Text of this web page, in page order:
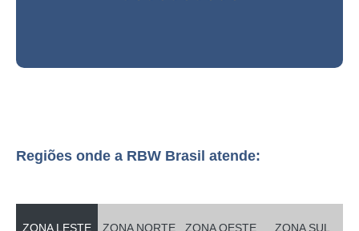
empresa especializada em serviço de ajudante de entrega Alto de Pinheiros
Regiões onde a RBW Brasil atende:
ZONA LESTE ZONA NORTE ZONA OESTE ZONA SUL